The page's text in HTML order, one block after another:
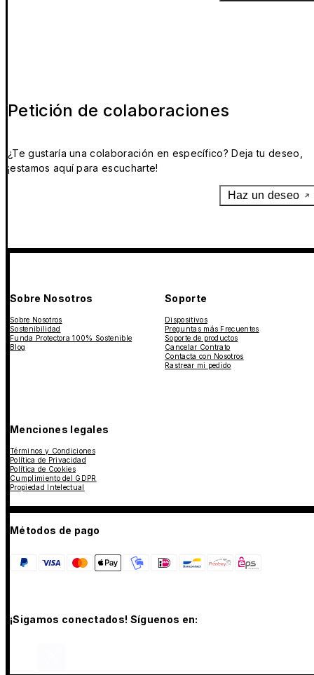
Petición de colaboraciones
¿Te gustaría una colaboración en específico? Deja tu deseo,
¡estamos aquí para escucharte!
Haz un deseo
Sobre Nosotros
Sobre Nosotros
Sostenibilidad
Funda Protectora 100% Sostenible
Blog
Soporte
Dispositivos
Preguntas más Frecuentes
Soporte de productos
Cancelar Contrato
Contacta con Nosotros
Rastrear mi pedido
Menciones legales
Términos y Condiciones
Política de Privacidad
Política de Cookies
Cumplimiento del GDPR
Propiedad Intelectual
Métodos de pago
¡Sigamos conectados! Síguenos en: